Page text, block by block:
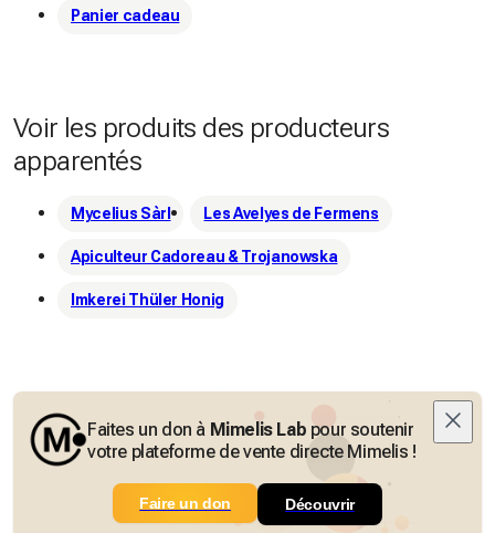
Panier cadeau
Voir les produits des producteurs
apparentés
Mycelius Sàrl Les Avelyes de Fermens
Apiculteur Cadoreau & Trojanowska
Imkerei Thüler Honig
Faites un don à Mimelis Lab pour soutenir
votre plateforme de vente directe Mimelis !
Faire un don Découvrir